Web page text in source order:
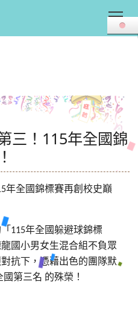
三！115年全國錦
年全國錦標賽再創校史巔
115年全國躲避球錦標
國小男女生混合組不負眾
抗下，憑藉出色的團隊默
國第三名 的殊榮！